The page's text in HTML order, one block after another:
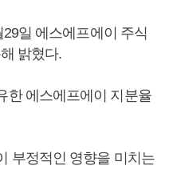
일 에스에프에이 주식
밝혔다.
한 에스에프에이 지분율
부정적인 영향을 미치는